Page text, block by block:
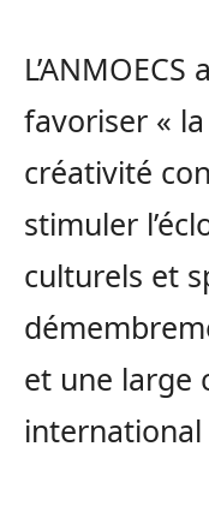
L’ANMOECS
favoriser « la
créativité
stimuler
culturels et
et une large
international